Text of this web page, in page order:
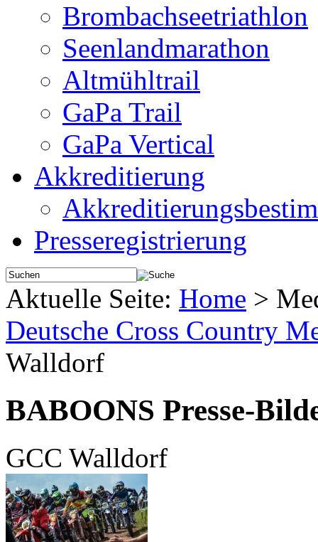
Brombachseetriathlon
Seenlandmarathon
Altmühltrail
GaPa Trail
GaPa Vertical
Akkreditierung
Presseregistrierung
Aktuelle Seite: Home >
Deutsche Cross Country
Walldorf
BABOONS Presse-
GCC Walldorf